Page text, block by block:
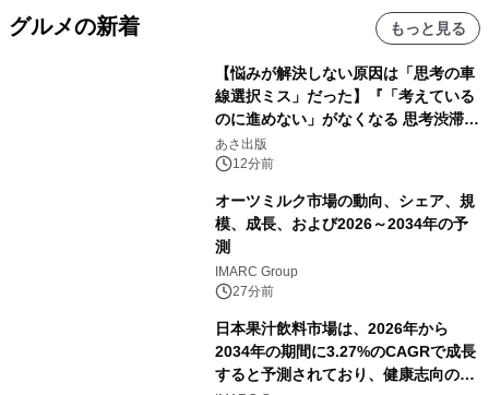
グルメの新着 もっと見る
【悩みが解決しない原因は「思考の車
線選択ミス」だった】『「考えている
のに進めない」がなくなる 思考渋滞か
ら抜け出す方法』2026年8月25日
（火）発売
あさ出版
12分前
オーツミルク市場の動向、シェア、規
模、成長、および2026～2034年の予
測
IMARC Group
27分前
日本果汁飲料市場は、2026年から
2034年の期間に3.27%のCAGRで成長
すると予測されており、健康志向の消